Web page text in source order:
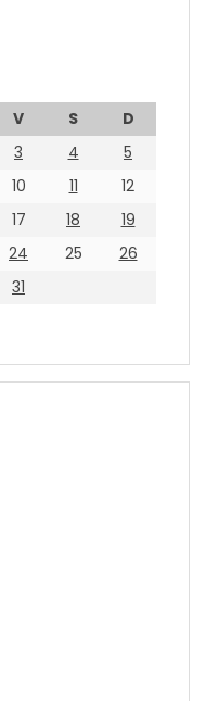
V S
D
3 4
5
10 11
12
17 18
19
24 25
26
31